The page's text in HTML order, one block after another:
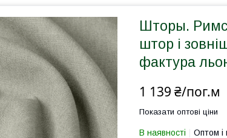
Шторы.
штор і
фактура
1 139 ₴/пог.м
Показати оптові ціни
В наявності Оптом і